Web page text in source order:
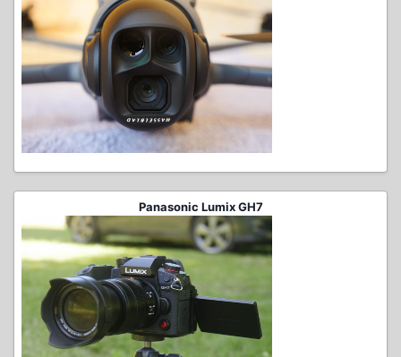
Panasonic Lumix GH7